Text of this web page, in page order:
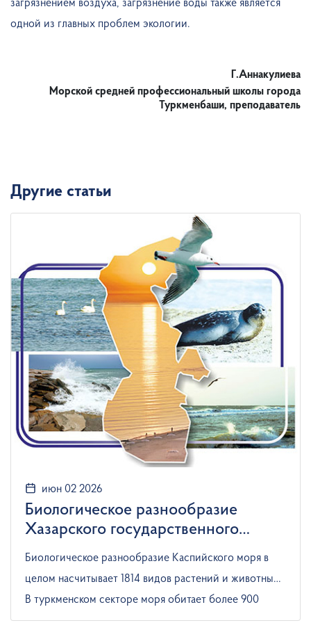
загрязнением воздуха, загрязнение воды также является
одной из главных проблем экологии.
Г.Аннакулиева
Морской средней профессиональный школы города
Туркменбаши, преподаватель
Другие статьи
июн 02 2026
Биологическое разнообразие
Хазарского государственного
заповедника
Биологическое разнообразие Каспийского моря в
целом насчитывает 1814 видов растений и животных.
В туркменском секторе моря обитает более 900